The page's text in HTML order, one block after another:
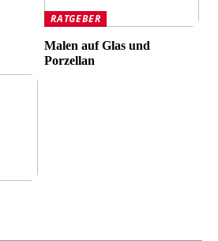
RATGEBER
Malen auf Glas und
Porzellan